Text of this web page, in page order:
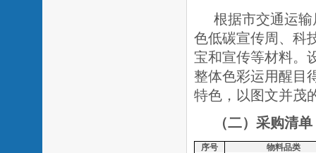
根据市交通运
色低碳宣传周、科
宝和宣传等材料。
整体色彩运用醒目
特色，以图文并茂
（二）采购清单
序号
物料品类